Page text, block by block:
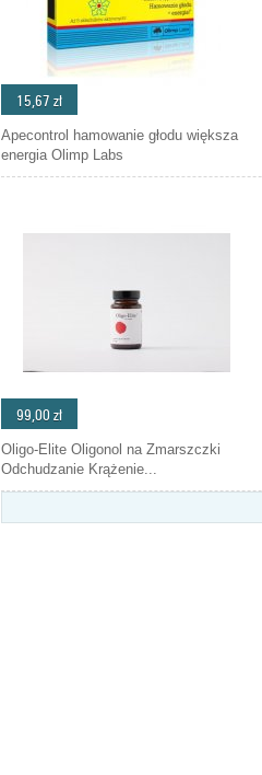
15,67 zł
Apecontrol hamowanie głodu większa
energia Olimp Labs
99,00 zł
Oligo-Elite Oligonol na Zmarszczki
Odchudzanie Krążenie...